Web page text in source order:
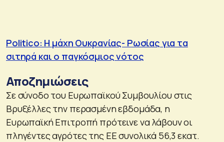
Politico: Η μάχη Ουκρανίας- Ρωσίας για τα
σιτηρά και ο παγκόσμιος νότος
Αποζημιώσεις
Σε σύνοδο του Ευρωπαϊκού Συμβουλίου στις
Βρυξέλλες την περασμένη εβδομάδα, η
Ευρωπαϊκή Επιτροπή πρότεινε να λάβουν οι
πληγέντες αγρότες της ΕΕ συνολικά 56,3 εκατ.